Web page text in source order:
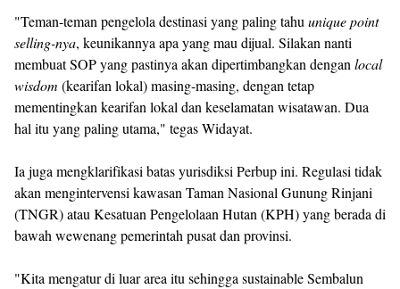
"Teman-teman pengelola destinasi yang paling tahu unique point
selling-nya, keunikannya apa yang mau dijual. Silakan nanti
membuat SOP yang pastinya akan dipertimbangkan dengan local
wisdom (kearifan lokal) masing-masing, dengan tetap
mementingkan kearifan lokal dan keselamatan wisatawan. Dua
hal itu yang paling utama," tegas Widayat.
Ia juga mengklarifikasi batas yurisdiksi Perbup ini. Regulasi tidak
akan mengintervensi kawasan Taman Nasional Gunung Rinjani
(TNGR) atau Kesatuan Pengelolaan Hutan (KPH) yang berada di
bawah wewenang pemerintah pusat dan provinsi.
"Kita mengatur di luar area itu sehingga sustainable Sembalun